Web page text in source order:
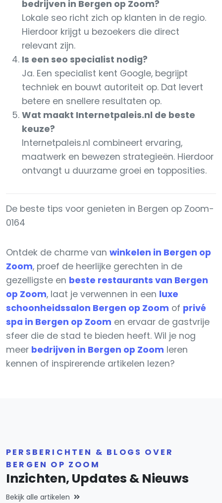
bedrijven in Bergen op Zoom?
Lokale seo richt zich op klanten in de regio.
Hierdoor krijgt u bezoekers die direct
relevant zijn.
Is een seo specialist nodig?
Ja. Een specialist kent Google, begrijpt
techniek en bouwt autoriteit op. Dat levert
betere en snellere resultaten op.
Wat maakt Internetpaleis.nl de beste
keuze?
Internetpaleis.nl combineert ervaring,
maatwerk en bewezen strategieën. Hierdoor
ontvangt u duurzame groei en topposities.
De beste tips voor genieten in Bergen op Zoom-
0164
Ontdek de charme van winkelen in Bergen op
Zoom, proef de heerlijke gerechten in de
gezelligste en beste restaurants van Bergen
op Zoom, laat je verwennen in een luxe
schoonheidssalon Bergen op Zoom of privé
spa in Bergen op Zoom en ervaar de gastvrije
sfeer die de stad te bieden heeft. Wil je nog
meer bedrijven in Bergen op Zoom leren
kennen of inspirerende artikelen lezen?
PERSBERICHTEN & BLOGS OVER
BERGEN OP ZOOM
Inzichten, Updates & Nieuws
Bekijk alle artikelen